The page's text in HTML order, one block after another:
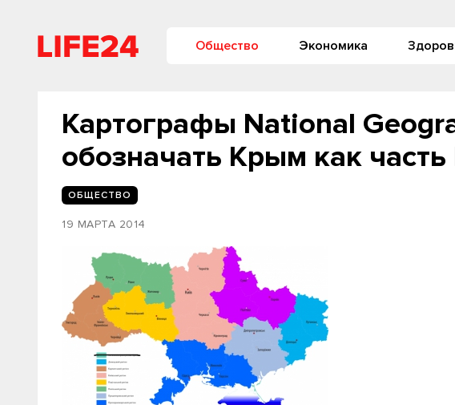
Общество Экономика
Картографы National
обозначать Крым как часть
ОБЩЕСТВО
19 МАРТА 2014